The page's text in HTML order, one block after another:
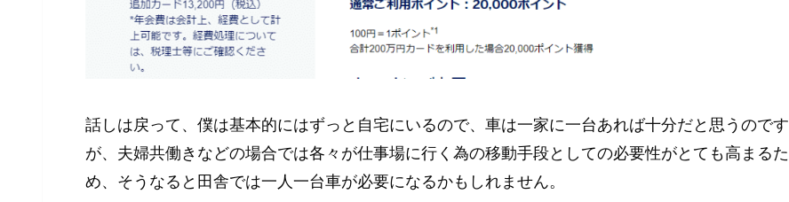
話しは戻って、僕は基本的にはずっと自宅にいるので、車は一家に一台あれば十分だと思うのです
が、夫婦共働きなどの場合では各々が仕事場に行く為の移動手段としての必要性がとても高まるた
め、そうなると田舎では一人一台車が必要になるかもしれません。